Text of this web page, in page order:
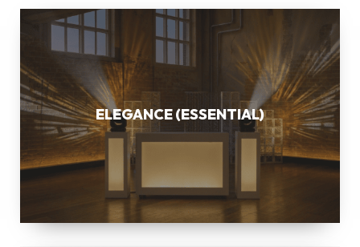
ELEGANCE (ESSENTIAL)
ELEGANCE